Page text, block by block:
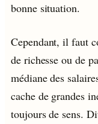
bonne situation.
Cependant, il faut
de richesse ou de
médiane des
cache de grandes
toujours de sens.